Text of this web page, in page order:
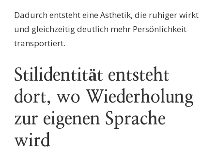
Dadurch entsteht eine Ästhetik, die ruhiger wirkt
und gleichzeitig deutlich mehr Persönlichkeit
transportiert.
Stilidentität entsteht
dort, wo Wiederholung
zur eigenen Sprache
wird